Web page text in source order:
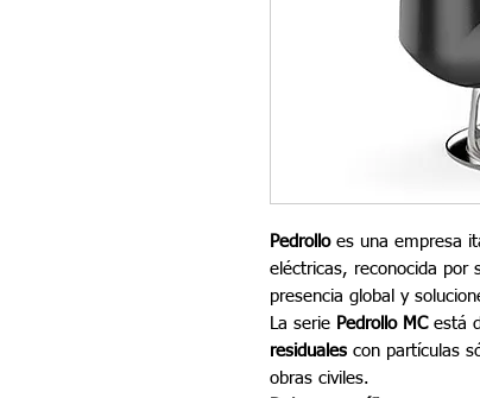
Pedrolloes una empresa
eléctricas, reconocida por
presencia global y
La serie Pedrollo MCestá
residuales con partículas
obras civiles.